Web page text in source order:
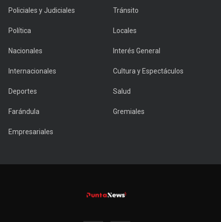
Policiales y Judiciales Tránsito
Política Locales
Nacionales Interés General
Internacionales Cultura y Espectáculos
Deportes Salud
Farándula Gremiales
Empresariales